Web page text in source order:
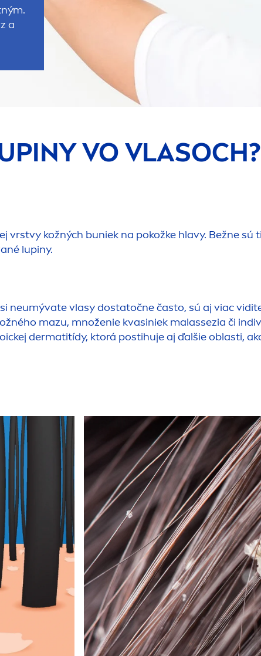
a
VO VLASOCH?
vrstvy kožných buniek na pokožke hlavy. Bežne sú
lupiny.
neumývate vlasy dostatočne často, sú aj viac
mazu, množenie kvasiniek malassezia či
dermatitídy, ktorá postihuje aj ďalšie oblasti,